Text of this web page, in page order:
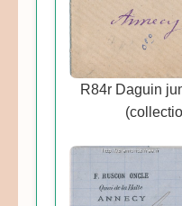
R84r Daguin